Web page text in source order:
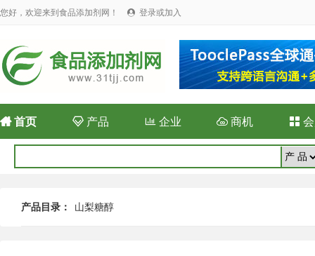
您好，欢迎来到食品添加剂网！  登录或加入
首页 产品 企业  商机 
产品目录： 山梨糖醇